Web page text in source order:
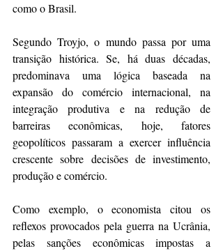
como o Brasil.
Segundo Troyjo, o mundo passa por uma
transição histórica. Se, há duas décadas,
predominava uma lógica baseada na
expansão do comércio internacional, na
integração produtiva e na redução de
barreiras econômicas, hoje, fatores
geopolíticos passaram a exercer influência
crescente sobre decisões de investimento,
produção e comércio.
Como exemplo, o economista citou os
reflexos provocados pela guerra na Ucrânia,
pelas sanções econômicas impostas a